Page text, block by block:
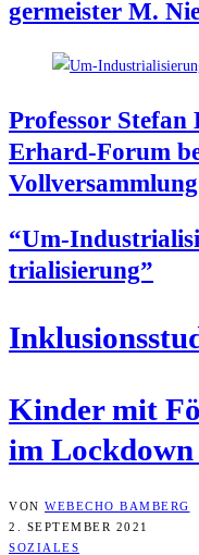
ger­meis­ter M.
Pro­fes­sor
Erhard-Forum
Vollversammlung
“Um-
tria­li­sie­rung”
Kin­der mit
im Lock­down
VON WEBECHO BAMBERG
2. SEPTEMBER 2021
SOZIALES